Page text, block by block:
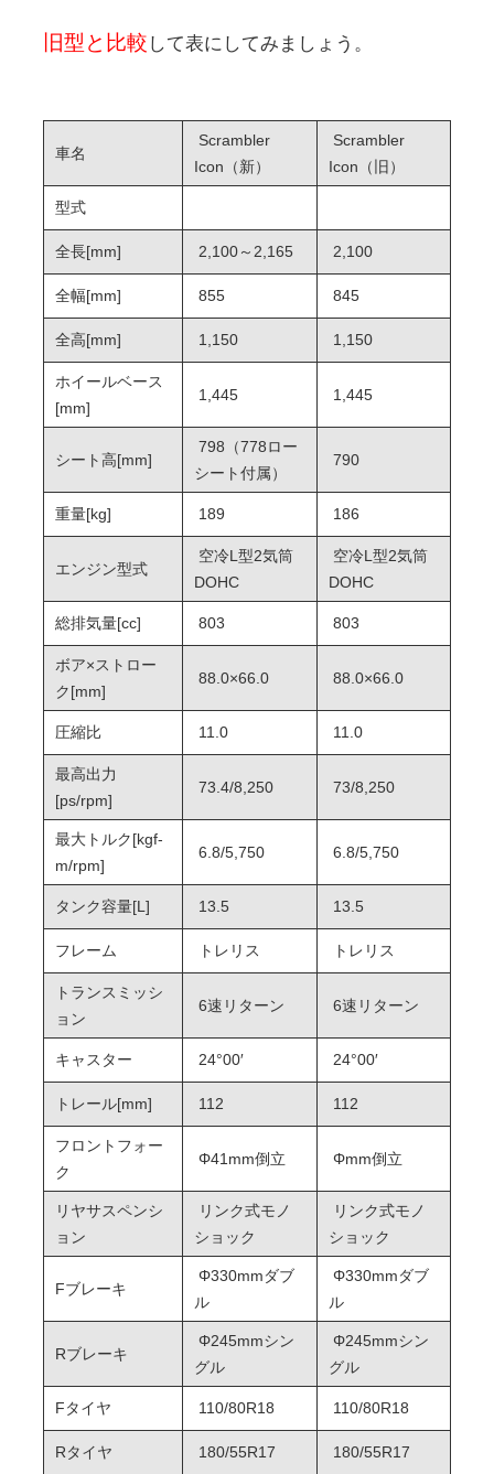
旧型と比較 して表にしてみましょう。
車名
Scrambler
Icon（新）
Scrambler
Icon（旧）
型式
全長[mm] 2,100～2,165 2,100
全幅[mm] 855 845
全高[mm] 1,150 1,150
ホイールベース
[mm]
1,445 1,445
シート高[mm]
798（778ロー
シート付属）
790
重量[kg] 189 186
エンジン型式
空冷L型2気筒
DOHC
空冷L型2気筒
DOHC
総排気量[cc] 803 803
ボア×ストロー
ク[mm]
88.0×66.0 88.0×66.0
圧縮比 11.0 11.0
最高出力
[ps/rpm]
73.4/8,250 73/8,250
最大トルク[kgf-
m/rpm]
6.8/5,750 6.8/5,750
タンク容量[L] 13.5 13.5
フレーム トレリス トレリス
トランスミッシ
ョン
6速リターン 6速リターン
キャスター 24°00′ 24°00′
トレール[mm] 112 112
フロントフォー
ク
Φ41mm倒立 Φmm倒立
リヤサスペンシ
ョン
リンク式モノ
ショック
リンク式モノ
ショック
Fブレーキ
Φ330mmダブ
ル
Φ330mmダブ
ル
Rブレーキ
Φ245mmシン
グル
Φ245mmシン
グル
Fタイヤ 110/80R18 110/80R18
Rタイヤ 180/55R17 180/55R17